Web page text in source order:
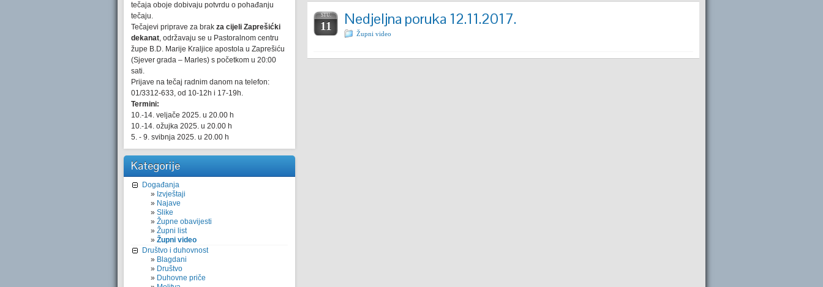
tečaja oboje dobivaju potvrdu o pohađanju
tečaju.
Tečajevi priprave za brak za cijeli Zaprešićki
dekanat, održavaju se u Pastoralnom centru
župe B.D. Marije Kraljice apostola u Zaprešiću
(Sjever grada – Marles) s početkom u 20:00
sati.
Prijave na tečaj radnim danom na telefon:
01/3312-633, od 10-12h i 17-19h.
Termini:
10.-14. veljače 2025. u 20.00 h
10.-14. ožujka 2025. u 20.00 h
5. - 9. svibnja 2025. u 20.00 h
Kategorije
Događanja
Izvještaji
Najave
Slike
Župne obavijesti
Župni list
Župni video
Društvo i duhovnost
Blagdani
Društvo
Duhovne priče
STU.
11 Nedjeljna poruka 12.11.2017.
Župni video